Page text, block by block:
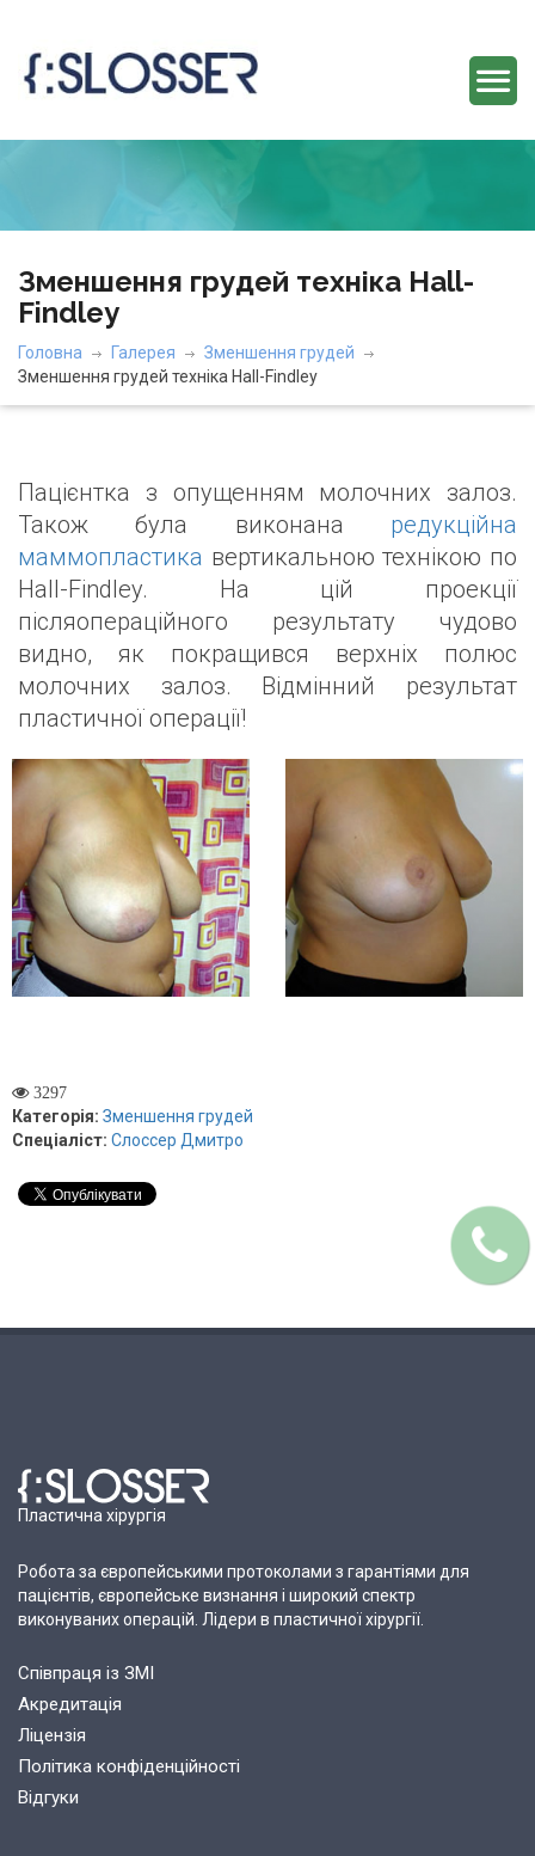
Зменшення грудей техніка Hall-
Findley
Головна Галерея
Зменшення грудей
Зменшення грудей техніка Hall-Findley
Пацієнтка з опущенням молочних залоз.
Також була виконана редукційна
маммопластика вертикальною технікою по
Hall-Findley. На цій проекції
післяопераційного результату чудово
видно, як покращився верхніх полюс
молочних залоз. Відмінний результат
пластичної операції!
3297
Категорія: Зменшення грудей
Спеціаліст: Слоссер Дмитро
Пластична хірургія
Робота за європейськими протоколами з гарантіями для
пацієнтів, європейське визнання і широкий спектр
виконуваних операцій. Лідери в пластичної хірургії.
Співпраця із ЗМІ
Акредитація
Ліцензія
Політика конфіденційності
Відгуки